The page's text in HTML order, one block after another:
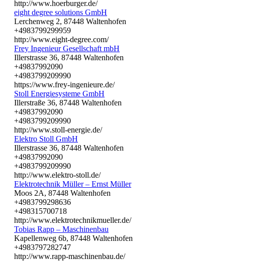
http://www.hoerburger.de/
eight degree solutions GmbH
Lerchenweg 2, 87448 Waltenhofen
+4983799299959
http://www.eight-degree.com/
Frey Ingenieur Gesellschaft mbH
Illerstrasse 36, 87448 Waltenhofen
+49837992090
+4983799209990
https://www.frey-ingenieure.de/
Stoll Energiesysteme GmbH
Illerstraße 36, 87448 Waltenhofen
+49837992090
+4983799209990
http://www.stoll-energie.de/
Elektro Stoll GmbH
Illerstrasse 36, 87448 Waltenhofen
+49837992090
+4983799209990
http://www.elektro-stoll.de/
Elektrotechnik Müller – Ernst Müller
Moos 2A, 87448 Waltenhofen
+4983799298636
+498315700718
http://www.elektrotechnikmueller.de/
Tobias Rapp – Maschinenbau
Kapellenweg 6b, 87448 Waltenhofen
+4983797282747
http://www.rapp-maschinenbau.de/